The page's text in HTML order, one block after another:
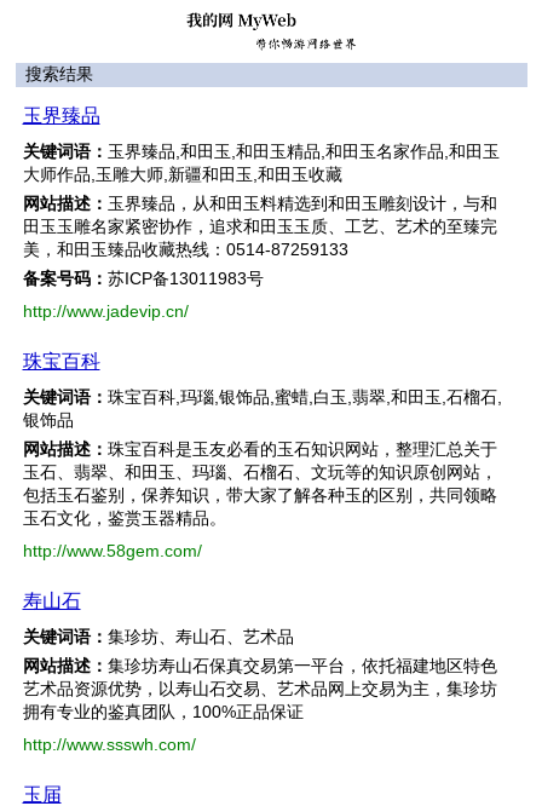
搜索结果
玉界臻品
关键词语： 玉界臻品,和田玉,和田玉精品,和田玉名家作品,和田玉
大师作品,玉雕大师,新疆和田玉,和田玉收藏
网站描述： 玉界臻品，从和田玉料精选到和田玉雕刻设计，与和
田玉玉雕名家紧密协作，追求和田玉玉质、工艺、艺术的至臻完
美，和田玉臻品收藏热线：0514-87259133
备案号码： 苏ICP备13011983号
http://www.jadevip.cn/
珠宝百科
关键词语： 珠宝百科,玛瑙,银饰品,蜜蜡,白玉,翡翠,和田玉,石榴石,
银饰品
网站描述： 珠宝百科是玉友必看的玉石知识网站，整理汇总关于
玉石、翡翠、和田玉、玛瑙、石榴石、文玩等的知识原创网站，
包括玉石鉴别，保养知识，带大家了解各种玉的区别，共同领略
玉石文化，鉴赏玉器精品。
http://www.58gem.com/
寿山石
关键词语： 集珍坊、寿山石、艺术品
网站描述： 集珍坊寿山石保真交易第一平台，依托福建地区特色
艺术品资源优势，以寿山石交易、艺术品网上交易为主，集珍坊
拥有专业的鉴真团队，100%正品保证
http://www.ssswh.com/
玉届